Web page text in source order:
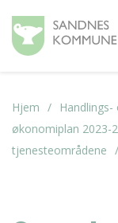
Hjem
økonomiplan 2023-
tjenesteområdene